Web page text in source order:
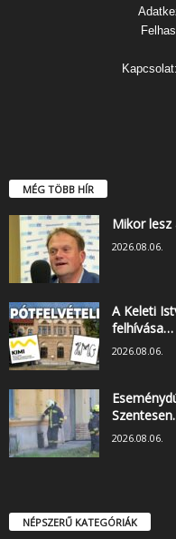
Kapcsolat:
MÉG TÖBB HÍR
Mikor
2026.08.06.
A Keleti
felhívása…
2026.08.06.
2026.08.06.
NÉPSZERŰ KATEGÓRIÁK